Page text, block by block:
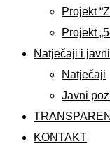
Projekt
Projekt
Natječaji i
Natječaji
Javni
KONTAKT